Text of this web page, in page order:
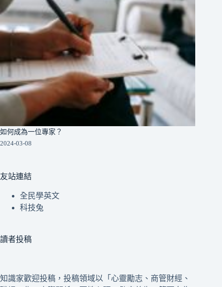
如何成為一位專家？
2024-03-08
友站連結
全民學英文
科技兔
讀者投稿
知識家歡迎投稿，投稿領域以「心靈勵志、商管財經、